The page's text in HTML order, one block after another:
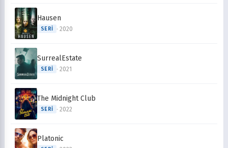
Hausen
SERI · 2020
SurrealEstate
SERI · 2021
The Midnight Club
SERI · 2022
Platonic